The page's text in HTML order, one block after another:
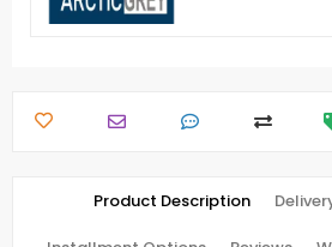
Product Description